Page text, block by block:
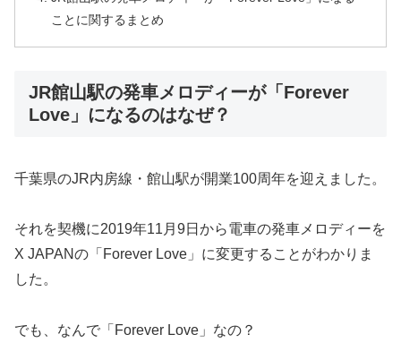
ことに関するまとめ
JR館山駅の発車メロディーが「Forever
Love」になるのはなぜ？
千葉県のJR内房線・館山駅が開業100周年を迎えました。
それを契機に2019年11月9日から電車の発車メロディーを
X JAPANの「Forever Love」に変更することがわかりま
した。
でも、なんで「Forever Love」なの？